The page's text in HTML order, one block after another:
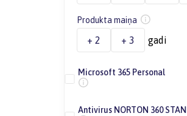
Produkta maiņa
+ 2 + 3 gadi
Microsoft 365 Personal
Antivirus NORTON 360